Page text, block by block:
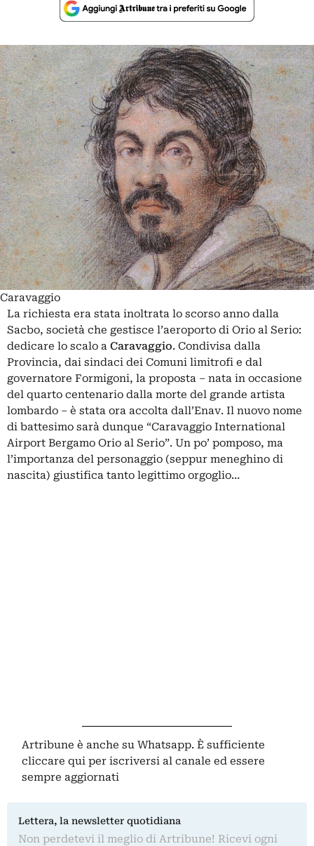
Caravaggio
La richiesta era stata inoltrata lo scorso anno dalla
Sacbo, società che gestisce l’aeroporto di Orio al Serio:
dedicare lo scalo a Caravaggio. Condivisa dalla
Provincia, dai sindaci dei Comuni limitrofi e dal
governatore Formigoni, la proposta – nata in occasione
del quarto centenario dalla morte del grande artista
lombardo – è stata ora accolta dall’Enav. Il nuovo nome
di battesimo sarà dunque “Caravaggio International
Airport Bergamo Orio al Serio”. Un po’ pomposo, ma
l’importanza del personaggio (seppur meneghino di
nascita) giustifica tanto legittimo orgoglio…
Artribune è anche su Whatsapp. È sufficiente
cliccare qui per iscriversi al canale ed essere
sempre aggiornati
Lettera, la newsletter quotidiana
Non perdetevi il meglio di Artribune! Ricevi ogni